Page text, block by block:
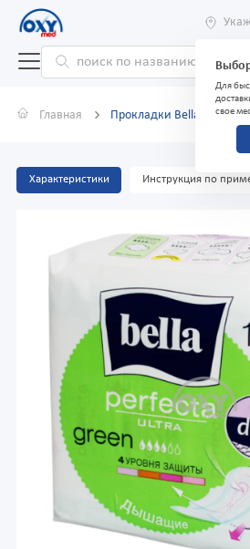
Для
свое
Главная Прокладки Bella
Характеристики Инструкция по